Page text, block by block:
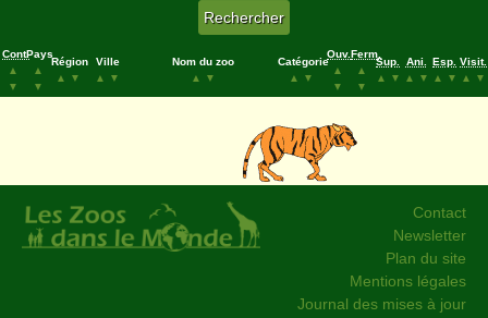
Cont.
▲
▼
Pays
▲
▼
Région
▲
▼
Ville
▲
▼
Nom du zoo
▲
▼
Catégorie
▲
▼
Ouv.
▲
▼
Ferm.
▲
▼
Sup.
▲
▼
Ani.
▲
▼
Esp.
▲
▼
Visit.
▲
▼
Contact
Newsletter
Plan du site
Mentions légales
Journal des mises à jour